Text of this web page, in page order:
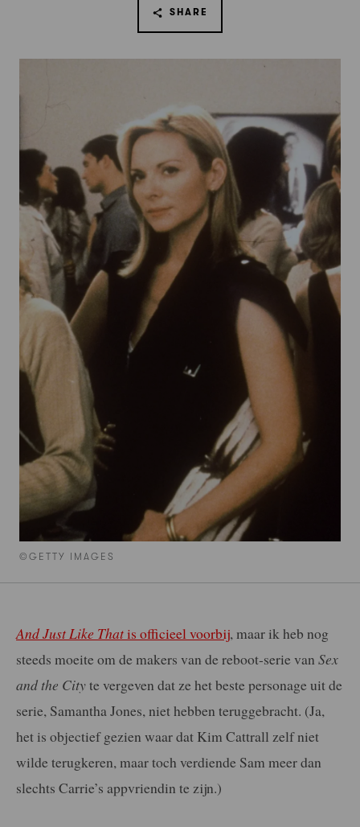
©GETTY IMAGES
SHARE
And Just Like That is officieel voorbij, maar ik heb nog
steeds moeite om de makers van de reboot-serie van Sex
and the Cityte vergeven dat ze het beste personage uit de
serie, Samantha Jones, niet hebben teruggebracht. (Ja,
het is objectief gezien waar dat Kim Cattrall zelf niet
wilde terugkeren, maar toch verdiende Sam meer dan
slechts Carrie’s appvriendin te zijn.)